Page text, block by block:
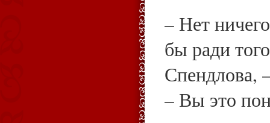
– Нет
бы ради
Спендлова,
– Вы это